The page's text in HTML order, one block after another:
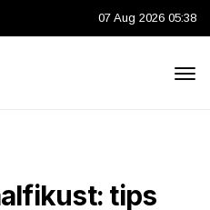
07 Aug 2026 05:38
tips